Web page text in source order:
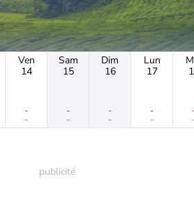
Ven
14
-
-
Sam
15
-
-
Dim
16
-
-
Lun
17
-
-